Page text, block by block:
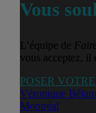
Vous
L’équipe de
vous acceptez, il
POSER
Véronique
Montréal